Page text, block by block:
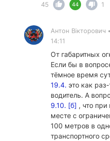
45
44 1
Антон Вікторович •
14:11
От габаритных
Если бы в
тёмное время
19.4. это как
водитель. А
9.10. [б] , что
месте с
100 метров в
транспортного